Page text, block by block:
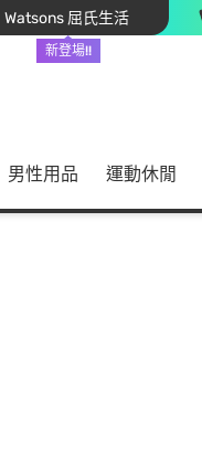
Watsons 屈氏生活
新登場!!
男性用品 運動休閒